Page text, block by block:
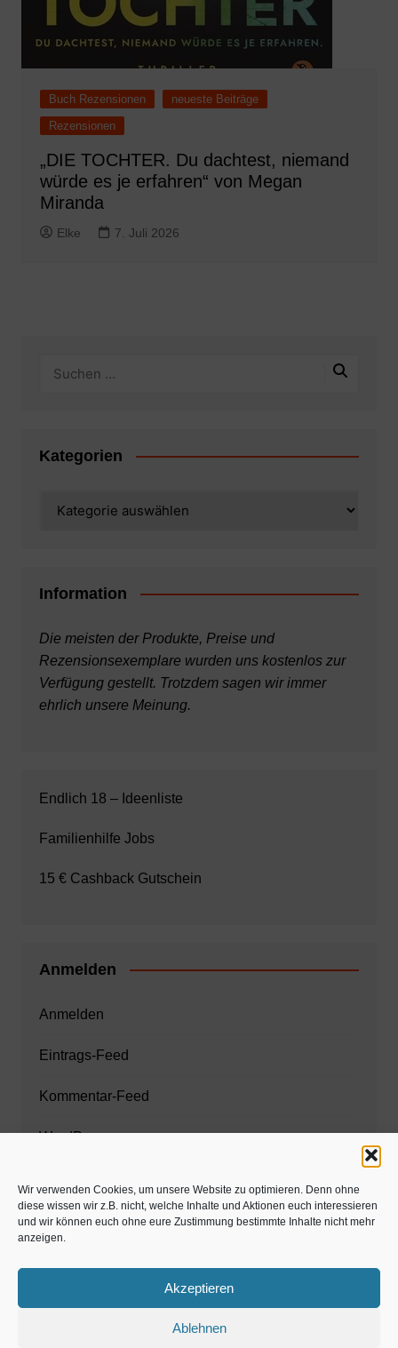
Wir verwenden Cookies, um unsere Website zu optimieren. Denn ohne
diese wissen wir z.B. nicht, welche Inhalte und Aktionen euch interessieren
und wir können euch ohne eure Zustimmung bestimmte Inhalte nicht mehr
anzeigen.
Akzeptieren
Ablehnen
Buch Rezensionen
neueste Beiträge
Rezensionen
„DIE TOCHTER. Du dachtest, niemand
würde es je erfahren“ von Megan
Miranda
Elke 7. Juli 2026
Kategorien
Information
Die meisten der Produkte, Preise und
Rezensionsexemplare wurden uns kostenlos zur
Verfügung gestellt. Trotzdem sagen wir immer
ehrlich unsere Meinung.
Endlich 18 – Ideenliste
Familienhilfe Jobs
15 € Cashback Gutschein
Anmelden
Anmelden
Eintrags-Feed
Kommentar-Feed
WordPress.org
Zahnarzt München
www.estaregistrierung.org – ESTA